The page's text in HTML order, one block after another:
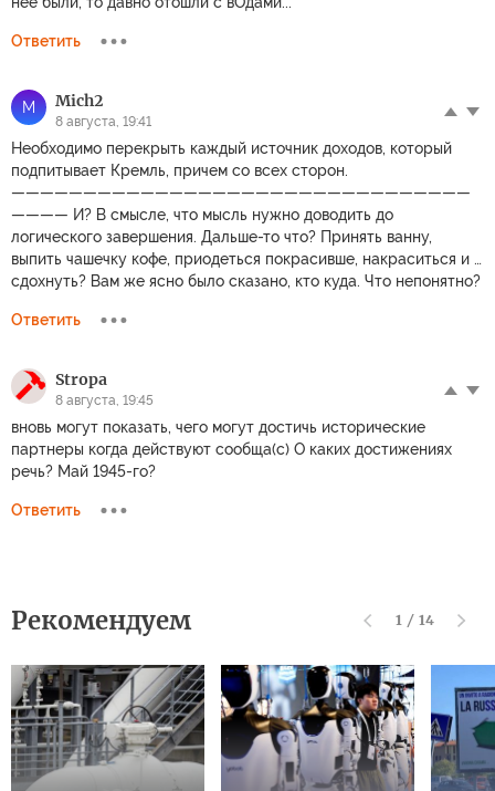
Ответить
M Mich2
8 августа, 19:41
Необходимо перекрыть каждый источник доходов, который
подпитывает Кремль, причем со всех сторон.
————————————————————————————————
———— И? В смысле, что мысль нужно доводить до
логического завершения. Дальше-то что? Принять ванну,
выпить чашечку кофе, приодеться покрасивше, накраситься и …
сдохнуть? Вам же ясно было сказано, кто куда. Что непонятно?
Ответить
Stropa
8 августа, 19:45
вновь могут показать, чего могут достичь исторические
партнеры когда действуют сообща(с) О каких достижениях
речь? Май 1945-го?
Ответить
Рекомендуем 1 / 14